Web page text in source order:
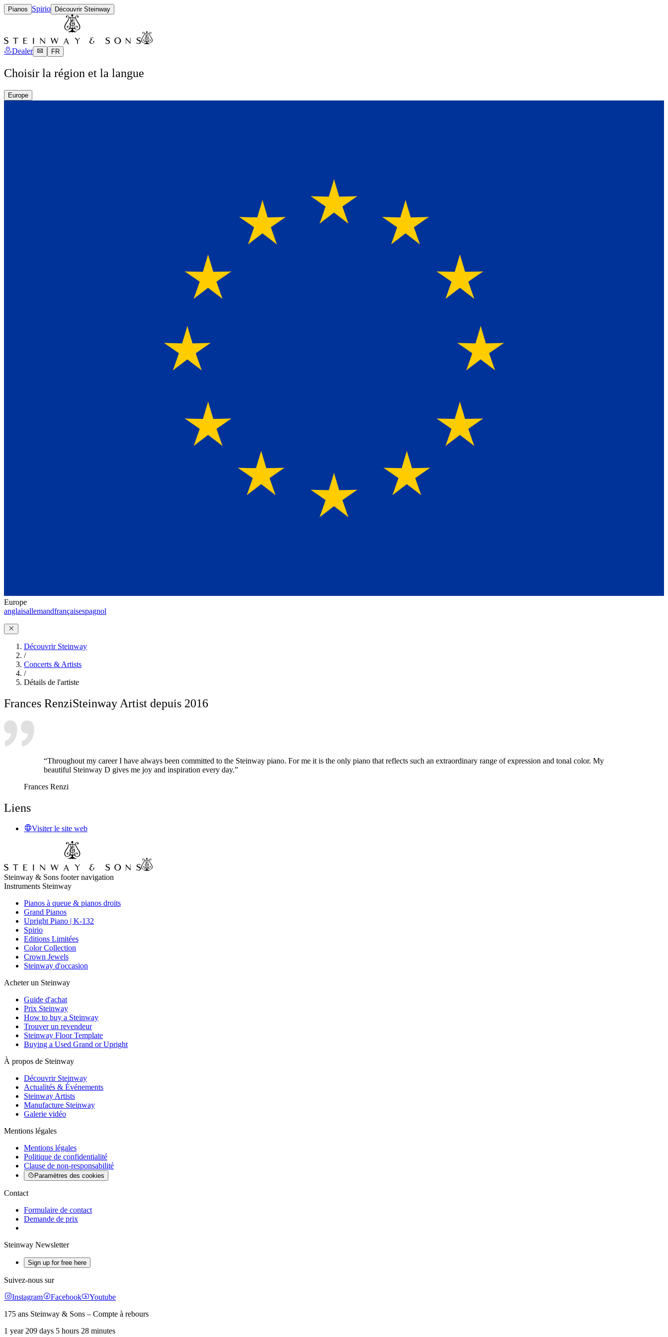
Pianos Spirio Découvrir Steinway
Dealer FR
Choisir la région et la langue
Europe
Europe
anglaisallemandfrançaisespagnol
Découvrir Steinway
/
Concerts & Artists
/
Détails de l'artiste
Frances RenziSteinway Artist depuis 2016
“Throughout my career I have always been committed to the Steinway piano. For me it is the only piano that reflects such an extraordinary range of expression and tonal color. My
beautiful Steinway D gives me joy and inspiration every day.”
Frances Renzi
Liens
Visiter le site web
Steinway & Sons footer navigation
Instruments Steinway
Pianos à queue & pianos droits
Grand Pianos
Upright Piano | K-132
Spirio
Editions Limitées
Color Collection
Crown Jewels
Steinway d'occasion
Acheter un Steinway
Guide d'achat
Prix Steinway
How to buy a Steinway
Trouver un revendeur
Steinway Floor Template
Buying a Used Grand or Upright
À propos de Steinway
Découvrir Steinway
Actualités & Événements
Steinway Artists
Manufacture Steinway
Galerie vidéo
Mentions légales
Mentions légales
Politique de confidentialité
Clause de non-responsabilité
Paramètres des cookies
Contact
Formulaire de contact
Demande de prix
Steinway Newsletter
Sign up for free here
Suivez-nous sur
Instagram
Facebook
Youtube
175 ans Steinway & Sons – Compte à rebours
1 year 209 days 5 hours 28 minutes